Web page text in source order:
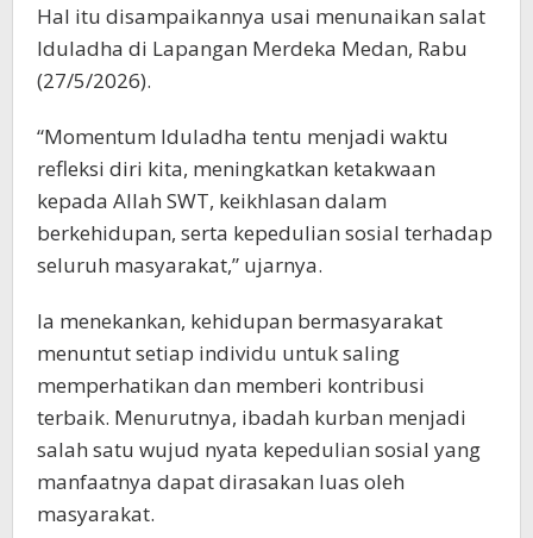
Hal itu disampaikannya usai menunaikan salat
Iduladha di Lapangan Merdeka Medan, Rabu
(27/5/2026).
“Momentum Iduladha tentu menjadi waktu
refleksi diri kita, meningkatkan ketakwaan
kepada Allah SWT, keikhlasan dalam
berkehidupan, serta kepedulian sosial terhadap
seluruh masyarakat,” ujarnya.
Ia menekankan, kehidupan bermasyarakat
menuntut setiap individu untuk saling
memperhatikan dan memberi kontribusi
terbaik. Menurutnya, ibadah kurban menjadi
salah satu wujud nyata kepedulian sosial yang
manfaatnya dapat dirasakan luas oleh
masyarakat.